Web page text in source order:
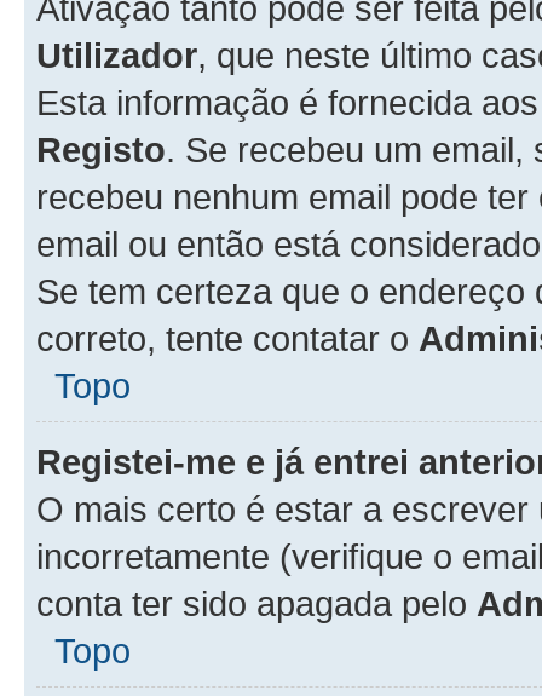
Utilizador, que neste último
Esta informação é fornecida
Registo. Se recebeu um
recebeu nenhum email pode
email ou então está
Se tem certeza que o
correto, tente contatar o
Topo
Registei-me e já entrei
O mais certo é estar a
incorretamente (verifique o
conta ter sido apagada pelo
Topo